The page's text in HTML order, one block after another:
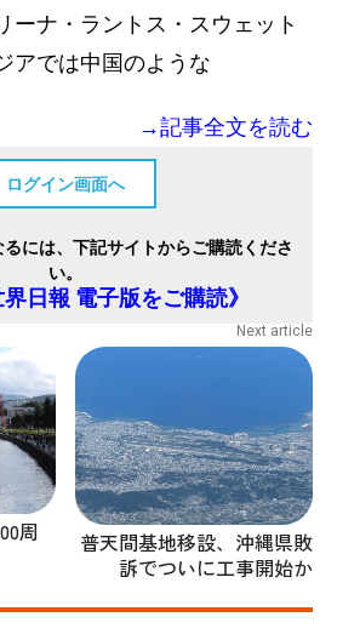
ーナ・ラントス・スウェット
アでは中国のような
→記事全文を読む
ログイン画面へ
るには、下記サイトからご購読くださ
い。
日報 電子版をご購読》
周
Next article
普天間基地移設、沖縄県敗
訴でついに工事開始か